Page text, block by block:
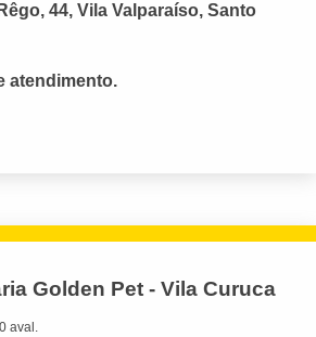
44, Vila Valparaíso, Santo
atendimento.
Golden Pet - Vila Curuca
0 aval.